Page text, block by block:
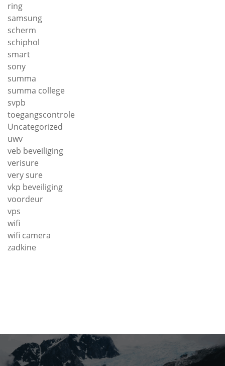
ring
samsung
scherm
schiphol
smart
sony
summa
summa college
svpb
toegangscontrole
Uncategorized
uwv
veb beveiliging
verisure
very sure
vkp beveiliging
voordeur
vps
wifi
wifi camera
zadkine